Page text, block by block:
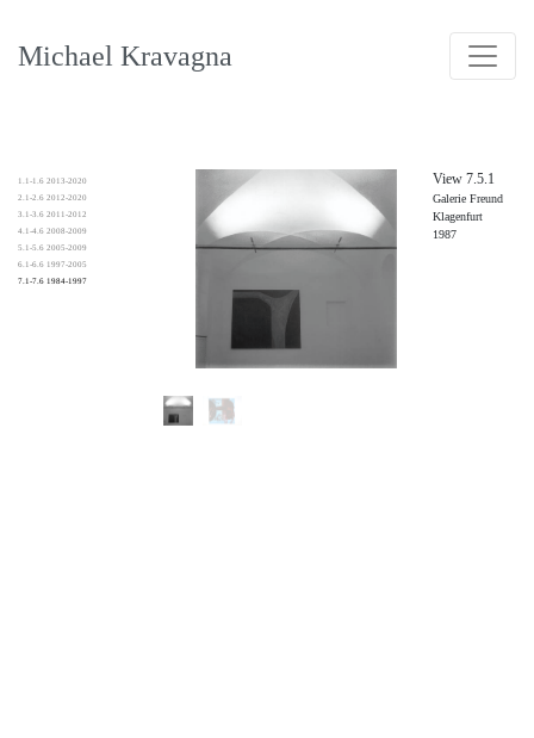
Michael Kravagna
1.1-1.6 2013-2020
2.1-2.6 2012-2020
3.1-3.6 2011-2012
4.1-4.6 2008-2009
5.1-5.6 2005-2009
6.1-6.6 1997-2005
7.1-7.6 1984-1997
View 7.5.1
Galerie Freund
Klagenfurt
1987